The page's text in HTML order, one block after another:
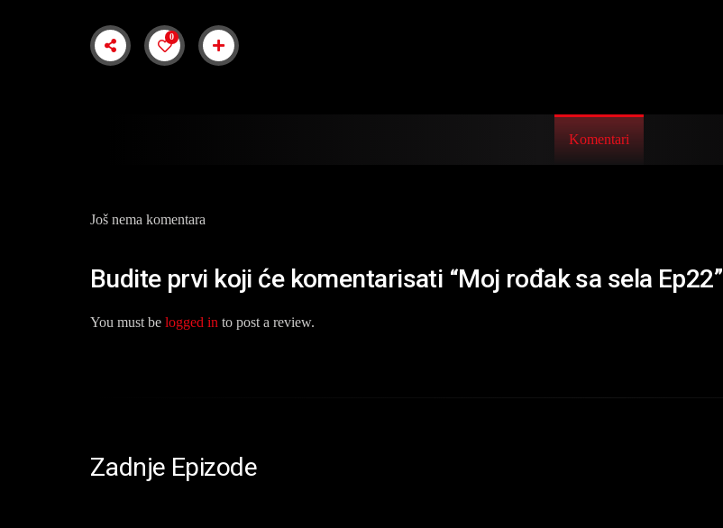
0
Komentari
Još nema komentara
Budite prvi koji će komentarisati “Moj rođak sa sela Ep22”
You must be logged in to post a review.
Zadnje Epizode